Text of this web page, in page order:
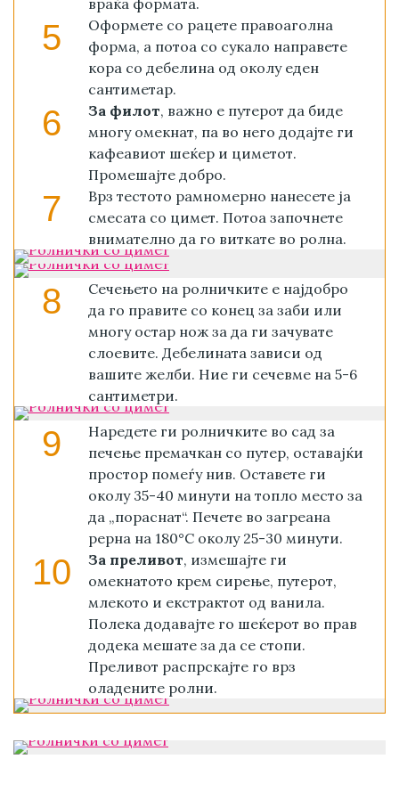
5
Оформете со рацете правоаголна
форма, а потоа со сукало направете
кора со дебелина од околу еден
сантиметар.
6 За филот, важно е путерот да биде
многу омекнат, па во него додајте ги
кафеавиот шеќер и циметот.
Промешајте добро.
7
Врз тестото рамномерно нанесете ја
смесата со цимет. Потоа започнете
внимателно да го виткате во ролна.
8
Сечењето на ролничките е најдобро
да го правите со конец за заби или
многу остар нож за да ги зачувате
слоевите. Дебелината зависи од
вашите желби. Ние ги сечевме на 5-6
сантиметри.
9
Наредете ги ролничките во сад за
печење премачкан со путер, оставајќи
простор помеѓу нив. Оставете ги
околу 35-40 минути на топло место за
да „пораснат“. Печете во загреана
рерна на 180°С околу 25-30 минути.
10 За преливот, измешајте ги
омекнатото крем сирење, путерот,
млекото и екстрактот од ванила.
Полека додавајте го шеќерот во прав
додека мешате за да се стопи.
Преливот распрскајте го врз
оладените ролни.